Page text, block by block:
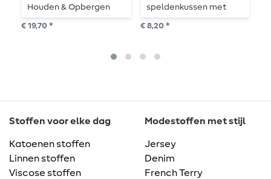
Houden & Opbergen
€ 19,70 *
speldenkussen met
klittenband
€ 8,20 *
Stoffen voor elke dag
Katoenen stoffen
Linnen stoffen
Viscose stoffen
Modestoffen met stijl
Jersey
Denim
French Terry